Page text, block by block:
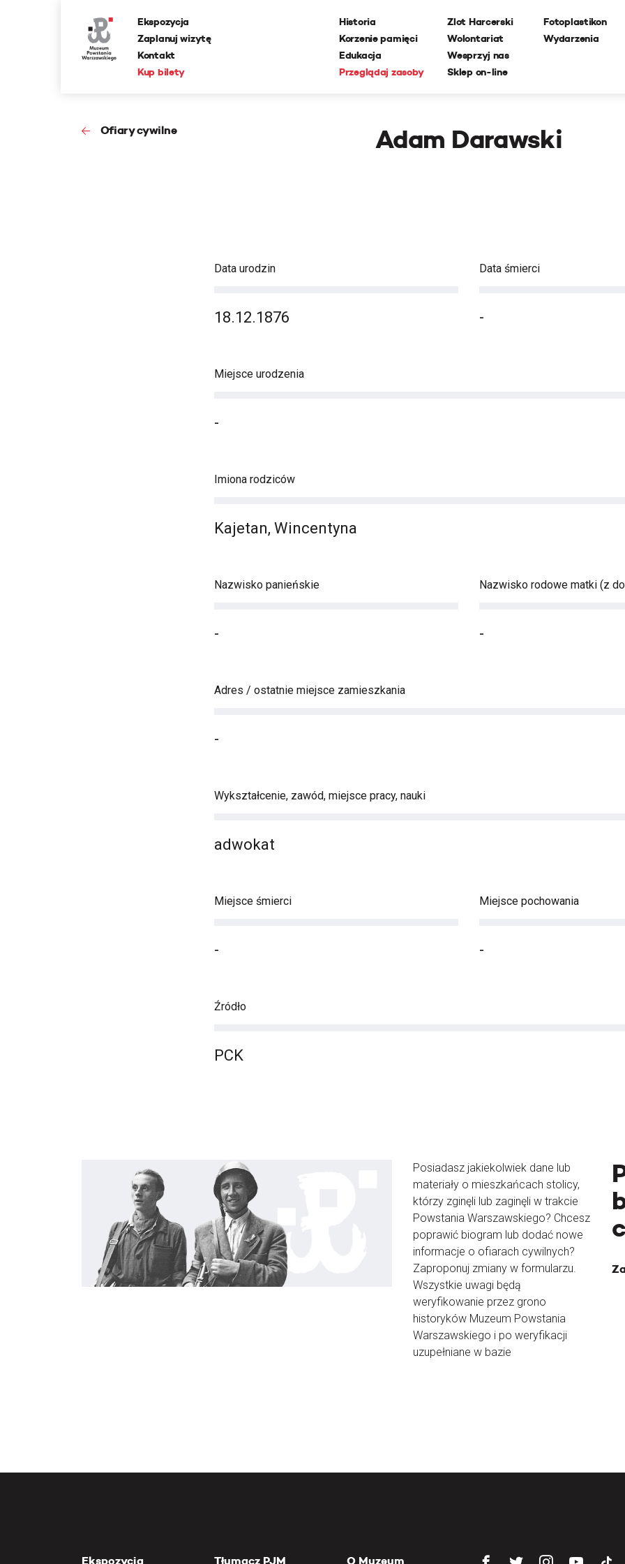
Ekspozycja
Zaplanuj wizytę
Kontakt
Kup bilety
Historia
Korzenie pamięci
Edukacja
Przeglądaj zasoby
Zlot Harcerski
Wolontariat
Wesprzyj nas
Sklep on-line
Fotoplastikon
Wydarzenia
Ofiary cywilne Adam Darawski
Data urodzin
18.12.1876
Data śmierci
-
Miejsce urodzenia
-
Imiona rodziców
Kajetan, Wincentyna
Nazwisko panieńskie
-
Nazwisko rodowe matki (z
-
Adres / ostatnie miejsce zamieszkania
-
Wykształcenie, zawód, miejsce pracy, nauki
adwokat
Miejsce śmierci
-
Miejsce pochowania
-
Źródło
PCK
Posiadasz jakiekolwiek dane lub
materiały o mieszkańcach stolicy,
którzy zginęli lub zaginęli w trakcie
Powstania Warszawskiego? Chcesz
poprawić biogram lub dodać nowe
informacje o ofiarach cywilnych?
Zaproponuj zmiany w formularzu.
Wszystkie uwagi będą
weryfikowanie przez grono
historyków Muzeum Powstania
Warszawskiego i po weryfikacji
uzupełniane w bazie
Ekspozycja Tłumacz PJM O Muzeum